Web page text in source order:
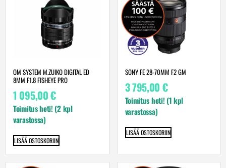
OM SYSTEM M.ZUIKO DIGITAL ED
8MM F1.8 FISHEYE PRO
1 095,00€
Toimitus heti! (2 kpl
varastossa)
LISÄÄ OSTOSKORIIN
SONY FE 28-70MM F2 GM
3 795,00 €
Toimitus heti! (1 kpl
varastossa)
LISÄÄ OSTOSKORIIN